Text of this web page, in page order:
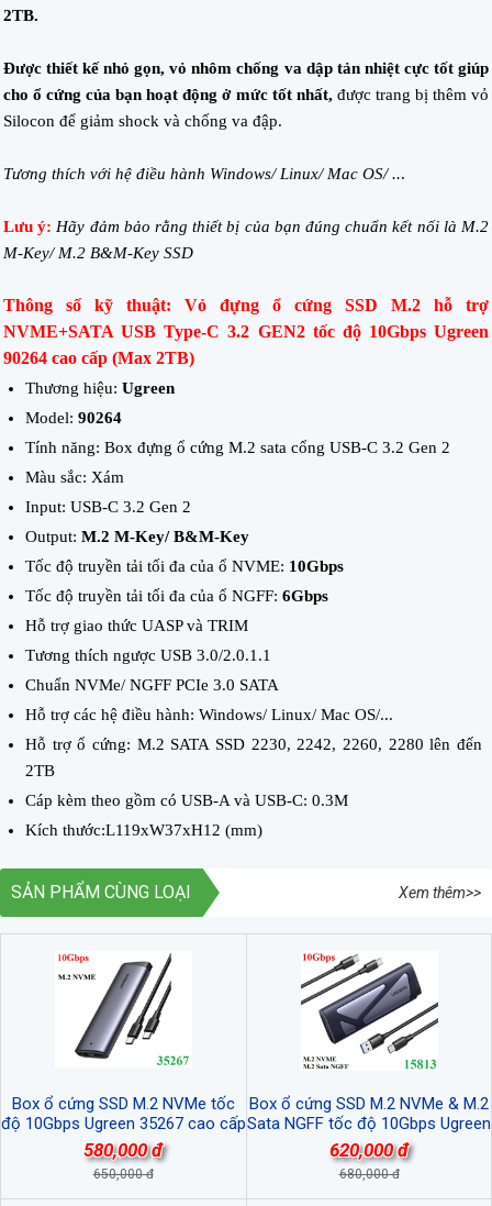
2TB.
Được thiết kế nhỏ gọn, vỏ nhôm chống va dập tản nhiệt cực tốt giúp
cho ổ cứng của bạn hoạt động ở mức tốt nhất, được trang bị thêm vỏ
Silocon để giảm shock và chống va đập.
Tương thích với hệ điều hành Windows/ Linux/ Mac OS/ ...
Lưu ý: Hãy đảm bảo rằng thiết bị của bạn đúng chuẩn kết nối là M.2
M-Key/ M.2 B&M-Key SSD
Thông số kỹ thuật: Vỏ đựng ổ cứng SSD M.2 hỗ trợ
NVME+SATA USB Type-C 3.2 GEN2 tốc độ 10Gbps Ugreen
90264 cao cấp (Max 2TB)
Thương hiệu: Ugreen
Model: 90264
Tính năng: Box đựng ổ cứng M.2 sata cổng USB-C 3.2 Gen 2
Màu sắc: Xám
Input: USB-C 3.2 Gen 2
Output: M.2 M-Key/ B&M-Key
Tốc độ truyền tải tối đa của ổ NVME: 10Gbps
Tốc độ truyền tải tối đa của ổ NGFF: 6Gbps
Hỗ trợ giao thức UASP và TRIM
Tương thích ngược USB 3.0/2.0.1.1
Chuẩn NVMe/ NGFF PCIe 3.0 SATA
Hỗ trợ các hệ điều hành: Windows/ Linux/ Mac OS/...
Hỗ trợ ổ cứng: M.2 SATA SSD 2230, 2242, 2260, 2280 lên đến
2TB
Cáp kèm theo gồm có USB-A và USB-C: 0.3M
Kích thước:L119xW37xH12 (mm)
Xem thêm>>
SẢN PHẨM CÙNG LOẠI
Box ổ cứng SSD M.2 NVMe tốc
độ 10Gbps Ugreen 35267 cao cấp
(Max 8TB)
580,000 đ
650,000 đ
Box ổ cứng SSD M.2 NVMe & M.2
Sata NGFF tốc độ 10Gbps Ugreen
15813 cao cấp (Max 8TB)
620,000 đ
680,000 đ